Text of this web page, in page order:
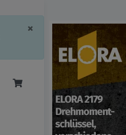
× Schließen